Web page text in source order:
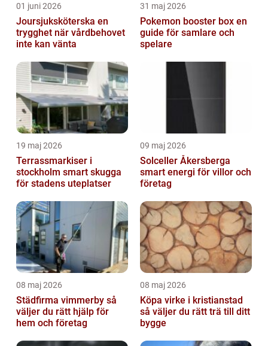
01 juni 2026
Joursjuksköterska en
trygghet när vårdbehovet
inte kan vänta
31 maj 2026
Pokemon booster box en
guide för samlare och
spelare
19 maj 2026
Terrassmarkiser i
stockholm smart skugga
för stadens uteplatser
09 maj 2026
Solceller Åkersberga
smart energi för villor och
företag
08 maj 2026
Städfirma vimmerby så
väljer du rätt hjälp för
hem och företag
08 maj 2026
Köpa virke i kristianstad
så väljer du rätt trä till ditt
bygge